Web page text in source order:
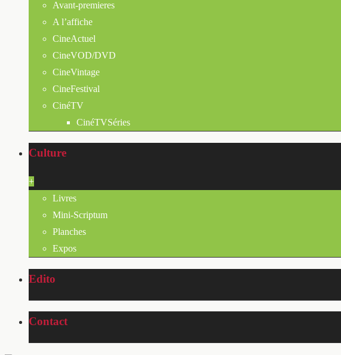
Avant-premieres
A l’affiche
CineActuel
CineVOD/DVD
CineVintage
CineFestival
CinéTV
CinéTVSéries
Culture
+
Livres
Mini-Scriptum
Planches
Expos
Edito
Contact